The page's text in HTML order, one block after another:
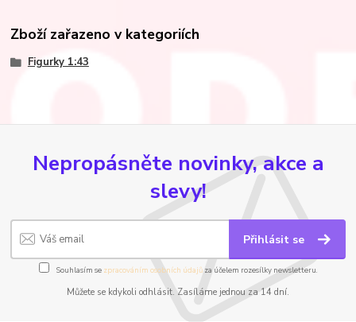
Zboží zařazeno v kategoriích
Figurky 1:43
Nepropásněte novinky, akce a
slevy!
Přihlásit se
Souhlasím se zpracováním osobních údajůza účelem rozesílky newsletteru.
Můžete se kdykoli odhlásit. Zasíláme jednou za 14 dní.